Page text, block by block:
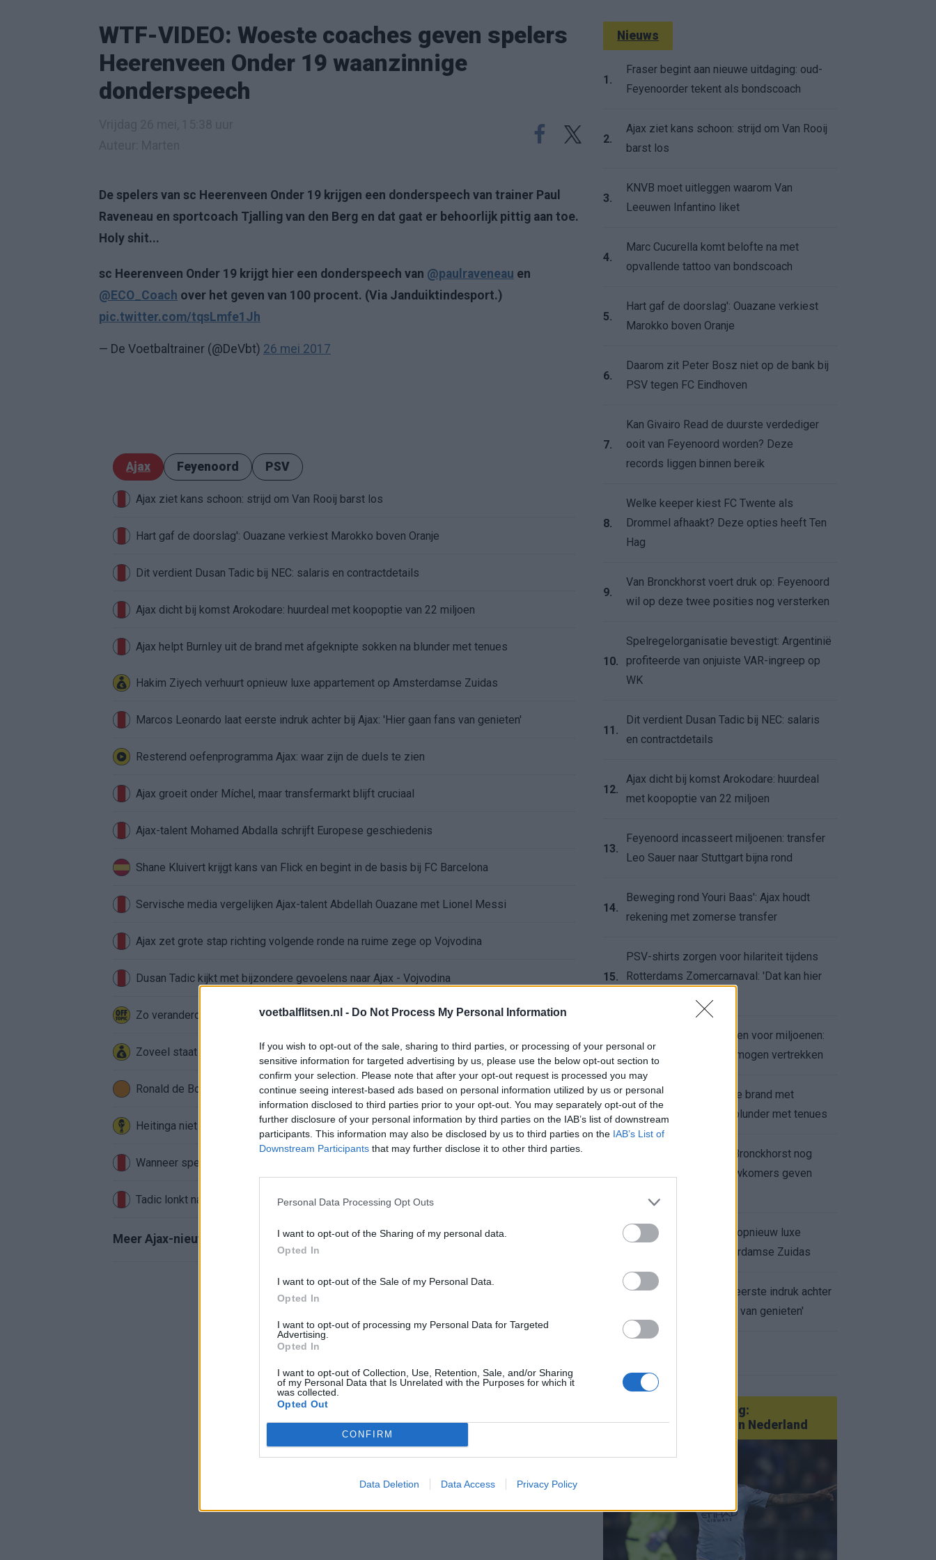
voetbalflitsen.nl - Do Not Process My Personal Information
If you wish to opt-out of the sale, sharing to third parties, or processing of your personal or
sensitive information for targeted advertising by us, please use the below opt-out section to
confirm your selection. Please note that after your opt-out request is processed you may
continue seeing interest-based ads based on personal information utilized by us or personal
information disclosed to third parties prior to your opt-out. You may separately opt-out of the
further disclosure of your personal information by third parties on the IAB’s list of downstream
participants. This information may also be disclosed by us to third parties on the IAB’s List of
Downstream Participants that may further disclose it to other third parties.
Personal Data Processing Opt Outs
I want to opt-out of the Sharing of my personal data.
Opted In
I want to opt-out of the Sale of my Personal Data.
Opted In
I want to opt-out of processing my Personal Data for Targeted
Advertising.
Opted In
I want to opt-out of Collection, Use, Retention, Sale, and/or Sharing
of my Personal Data that Is Unrelated with the Purposes for which it
was collected.
Opted Out
CONFIRM
Data Deletion Data Access Privacy Policy
WTF-VIDEO: Woeste coaches geven spelers
Heerenveen Onder 19 waanzinnige
donderspeech
De spelers van sc Heerenveen Onder 19 krijgen een donderspeech van trainer Paul
Raveneau en sportcoach Tjalling van den Berg en dat gaat er behoorlijk pittig aan toe.
Holy shit...
sc Heerenveen Onder 19 krijgt hier een donderspeech van @paulraveneau en
@ECO_Coach over het geven van 100 procent. (Via Janduiktindesport.)
pic.twitter.com/tqsLmfe1Jh
— De Voetbaltrainer (@DeVbt) 26 mei 2017
Ajax Feyenoord PSV
Ajax ziet kans schoon: strijd om Van Rooij barst los
Hart gaf de doorslag': Ouazane verkiest Marokko boven Oranje
Dit verdient Dusan Tadic bij NEC: salaris en contractdetails
Ajax dicht bij komst Arokodare: huurdeal met koopoptie van 22 miljoen
Ajax helpt Burnley uit de brand met afgeknipte sokken na blunder met tenues
Hakim Ziyech verhuurt opnieuw luxe appartement op Amsterdamse Zuidas
Marcos Leonardo laat eerste indruk achter bij Ajax: 'Hier gaan fans van genieten'
Resterend oefenprogramma Ajax: waar zijn de duels te zien
Ajax groeit onder Míchel, maar transfermarkt blijft cruciaal
Ajax-talent Mohamed Abdalla schrijft Europese geschiedenis
Shane Kluivert krijgt kans van Flick en begint in de basis bij FC Barcelona
Servische media vergelijken Ajax-talent Abdellah Ouazane met Lionel Messi
Ajax zet grote stap richting volgende ronde na ruime zege op Vojvodina
Dusan Tadic kijkt met bijzondere gevoelens naar Ajax - Vojvodina
Zo veranderde de relatie tussen Rafael van der Vaart en Sylvie Meis door de jaren heen
Zoveel staat er financieel op het spel voor Ajax en FC Twente in Europa
Ronald de Boer noemt Reiziger als bondscoach: "Kampioen met Jong Ajax"
Heitinga niet langer alleen: Argentijn schrijft geschiedenis met rode kaart in WK-finale
Wanneer speelt Ajax in de Conference League? Dit zijn de belangrijke data
Tadic lonkt naar verrassende Eredivisie-terugkeer: NEC onderzoekt komst van Ajax-icoon
Meer Ajax-nieuws
Nieuws
1.
Fraser begint aan nieuwe uitdaging: oud-
Feyenoorder tekent als bondscoach
2.
Ajax ziet kans schoon: strijd om Van Rooij
barst los
3.
KNVB moet uitleggen waarom Van
Leeuwen Infantino liket
4.
Marc Cucurella komt belofte na met
opvallende tattoo van bondscoach
5.
Hart gaf de doorslag': Ouazane verkiest
Marokko boven Oranje
6.
Daarom zit Peter Bosz niet op de bank bij
PSV tegen FC Eindhoven
7.
Kan Givairo Read de duurste verdediger
ooit van Feyenoord worden? Deze
records liggen binnen bereik
8.
Welke keeper kiest FC Twente als
Drommel afhaakt? Deze opties heeft Ten
Hag
9.
Van Bronckhorst voert druk op: Feyenoord
wil op deze twee posities nog versterken
10.
Spelregelorganisatie bevestigt: Argentinië
profiteerde van onjuiste VAR-ingreep op
WK
11.
Dit verdient Dusan Tadic bij NEC: salaris
en contractdetails
12.
Ajax dicht bij komst Arokodare: huurdeal
met koopoptie van 22 miljoen
13.
Feyenoord incasseert miljoenen: transfer
Leo Sauer naar Stuttgart bijna rond
14.
Beweging rond Youri Baas': Ajax houdt
rekening met zomerse transfer
15.
PSV-shirts zorgen voor hilariteit tijdens
Rotterdams Zomercarnaval: 'Dat kan hier
16.
Feyenoord zet deur open voor miljoenen:
Ueda en Hadj Moussa mogen vertrekken
17.
Ajax helpt Burnley uit de brand met
afgeknipte sokken na blunder met tenues
Feyenoord onder Van Bronckhorst nog
altijd ongeslagen: nieuwkomers geven
Hakim Ziyech verhuurt opnieuw luxe
appartement op Amsterdamse Zuidas
Marcos Leonardo laat eerste indruk achter
bij Ajax: 'Hier gaan fans van genieten'
Van Götze tot Sterling:
statementtransfers in Nederland